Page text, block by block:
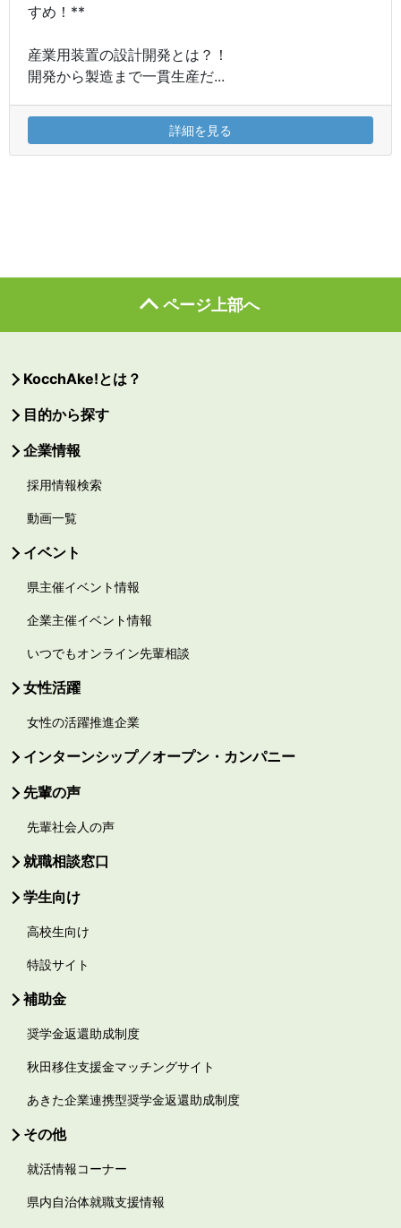
すめ！**
産業用装置の設計開発とは？！
開発から製造まで一貫生産だ...
詳細を見る
ページ上部へ
KocchAke!とは？
目的から探す
企業情報
採用情報検索
動画一覧
イベント
県主催イベント情報
企業主催イベント情報
いつでもオンライン先輩相談
女性活躍
女性の活躍推進企業
インターンシップ／オープン・カンパニー
先輩の声
先輩社会人の声
就職相談窓口
学生向け
高校生向け
特設サイト
補助金
奨学金返還助成制度
秋田移住支援金マッチングサイト
あきた企業連携型奨学金返還助成制度
その他
就活情報コーナー
県内自治体就職支援情報